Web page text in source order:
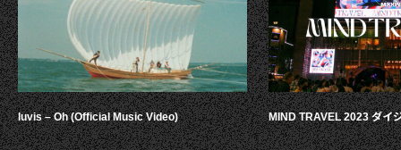
luvis – Oh (Official Music Video) MIND TRAVEL 2023 ダイ